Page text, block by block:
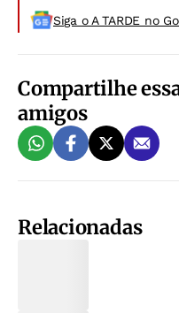
Siga o A TARDE no
Compartilhe
amigos
Relacionadas